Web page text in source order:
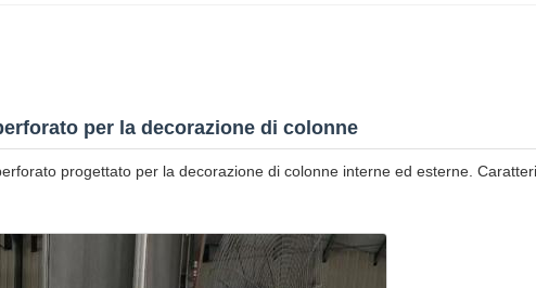
per la decorazione di colonne
progettato per la decorazione di colonne interne ed esterne.